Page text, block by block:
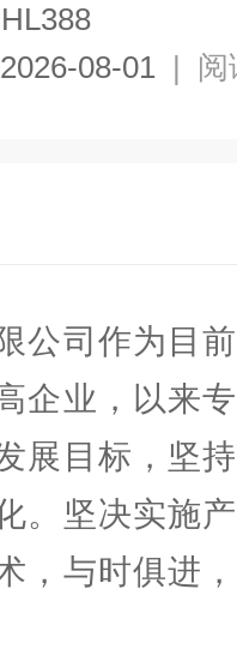
2026-08-01 | 阅
公司作为目
企业，以来
展目标，坚
。坚决实施
，与时俱进